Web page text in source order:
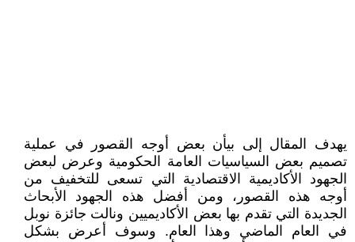
يهدف المقال إلى ‏بيأن بعض أوجه القصور في عملية
تصميم بعض السياسيات العامة الحكومية وعرض لبعض
الجهود الأكاديمية الاقتصادية التي تسعى للتخفيف من
أوجه هذه القصور، ومن أفضل هذه الجهود الأبحاث
الجديدة التي تقدم بها بعض الأكاديميين ونالت جائزة نوبل
في العام الماضي وهذا العام. وسوف أعرض بشكل